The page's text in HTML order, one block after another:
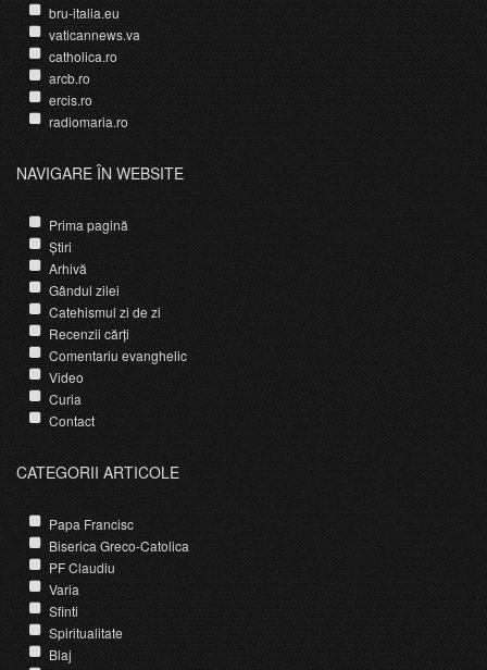
bru-italia.eu
vaticannews.va
catholica.ro
arcb.ro
ercis.ro
radiomaria.ro
NAVIGARE ÎN WEBSITE
Prima pagină
Știri
Arhivă
Gândul zilei
Catehismul zi de zi
Recenzii cărți
Comentariu evanghelic
Video
Curia
Contact
CATEGORII ARTICOLE
Papa Francisc
Biserica Greco-Catolica
PF Claudiu
Varia
Sfinti
Spiritualitate
Blaj